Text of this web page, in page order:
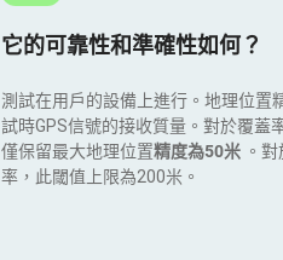
它的可靠性和準確性如何？
測試在用戶的設備上進行。地理位置
試時GPS信號的接收質量。對於覆蓋
僅保留最大地理位置精度為50米 。
率，此閾值上限為200米。